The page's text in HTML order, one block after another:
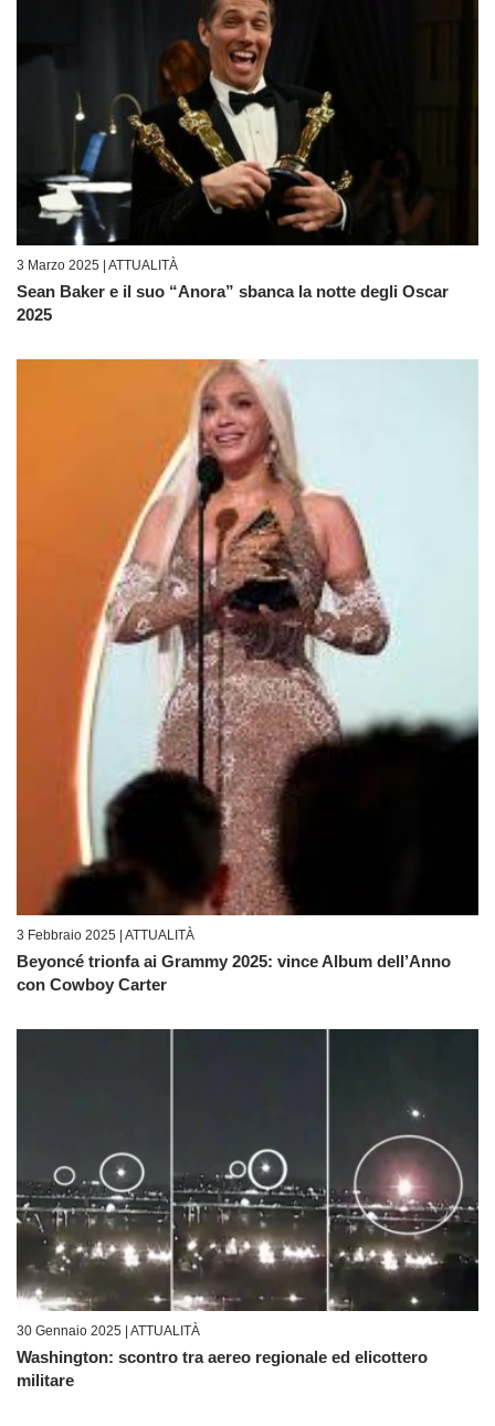
3 Marzo 2025 | ATTUALITÀ
Sean Baker e il suo “Anora” sbanca la notte degli Oscar
2025
3 Febbraio 2025 | ATTUALITÀ
Beyoncé trionfa ai Grammy 2025: vince Album dell’Anno
con Cowboy Carter
30 Gennaio 2025 | ATTUALITÀ
Washington: scontro tra aereo regionale ed elicottero
militare